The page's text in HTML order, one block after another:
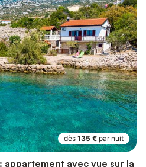
dès 135 € par nuit
appartement avec vue sur la